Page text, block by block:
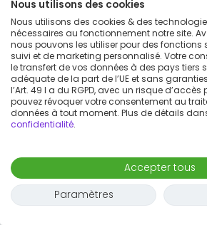
1 100 €
Emménager-Déménager
Conditions générales
Politique de confidentialité
Mentions légales
Avis de brevet
© 2026 Wunderflats GmbH
Nous utilisons des cookies
Nous utilisons des cookies & des
nécessaires au fonctionnement notre site.
nous pouvons les utiliser pour des fonctions
suivi et de marketing personnalisé. Votre
le transfert de vos données à des pays tiers
adéquate de la part de l’UE et sans
l’Art. 49 I a du RGPD, avec un risque
pouvez révoquer votre consentement au
données à tout moment. Plus de détails
confidentialité.
Accepter tous
Paramètres